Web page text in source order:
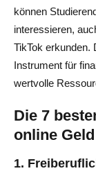
können
interessieren,
TikTok erkunden.
Instrument für
wertvolle
Die 7
online
1.